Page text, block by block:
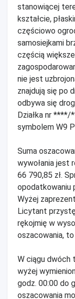
stanowiącej
kształcie,
częściowo
samosiejkami
częścią
nie jest
znajdują się po
odbywa się
Działka nr ****/
symbolem W9
Suma
wywołania jest
66 790,85 zł.
opodatkowaniu
Wyżej
Licytant
rękojmię w
oszacowania,
W ciągu dwóch
wyżej
godz. 00:00 do
oszacowania